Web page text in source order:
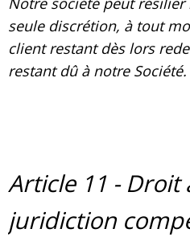
seule discrétion, à tout
client restant dès lors
restant dû à notre Société.
Article 11 - Droit
juridiction